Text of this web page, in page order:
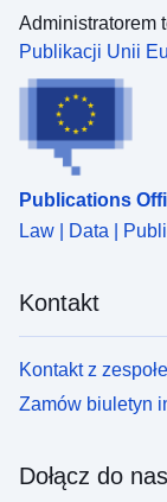
Administratorem
Publikacji Unii
Publications
Law | Data |
Kontakt
Kontakt z
Zamów biuletyn
Dołącz do